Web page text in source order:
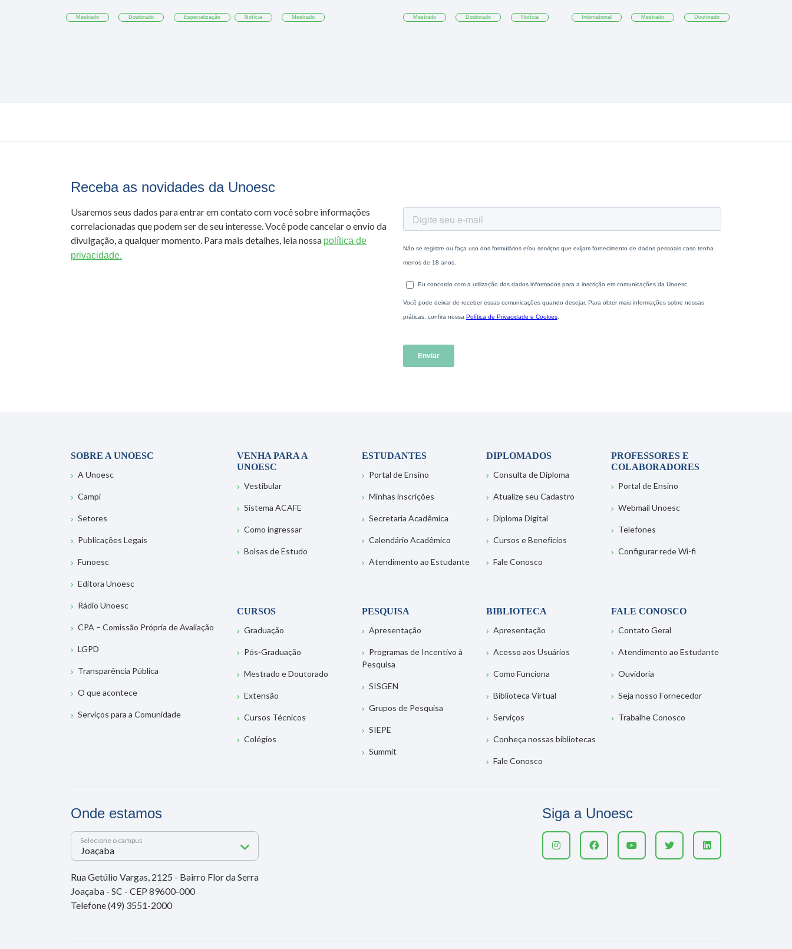
Mestrado Doutorado Especialização Notícia Mestrado Mestrado Doutorado Notícia International Mestrado Doutorado
Receba as novidades da Unoesc
Usaremos seus dados para entrar em contato com você sobre informações
correlacionadas que podem ser de seu interesse. Você pode cancelar o envio da
divulgação, a qualquer momento. Para mais detalhes, leia nossa política de
privacidade.
SOBRE A UNOESC
A Unoesc
Campi
Setores
Publicações Legais
Funoesc
Editora Unoesc
Rádio Unoesc
CPA – Comissão Própria de Avaliação
LGPD
Transparência Pública
O que acontece
Serviços para a Comunidade
VENHA PARA A
UNOESC
Vestibular
Sistema ACAFE
Como ingressar
Bolsas de Estudo
ESTUDANTES
Portal de Ensino
Minhas inscrições
Secretaria Acadêmica
Calendário Acadêmico
Atendimento ao Estudante
DIPLOMADOS
Consulta de Diploma
Atualize seu Cadastro
Diploma Digital
Cursos e Benefícios
Fale Conosco
PROFESSORES E
COLABORADORES
Portal de Ensino
Webmail Unoesc
Telefones
Configurar rede Wi-fi
CURSOS
Graduação
Pós-Graduação
Mestrado e Doutorado
Extensão
Cursos Técnicos
Colégios
PESQUISA
Apresentação
Programas de Incentivo à
Pesquisa
SISGEN
Grupos de Pesquisa
SIEPE
Summit
BIBLIOTECA
Apresentação
Acesso aos Usuários
Como Funciona
Biblioteca Virtual
Serviços
Conheça nossas bibliotecas
Fale Conosco
FALE CONOSCO
Contato Geral
Atendimento ao Estudante
Ouvidoria
Seja nosso Fornecedor
Trabalhe Conosco
Onde estamos
Selecione o campus
Rua Getúlio Vargas, 2125 - Bairro Flor da Serra
Joaçaba - SC - CEP 89600-000
Telefone (49) 3551-2000
Siga a Unoesc